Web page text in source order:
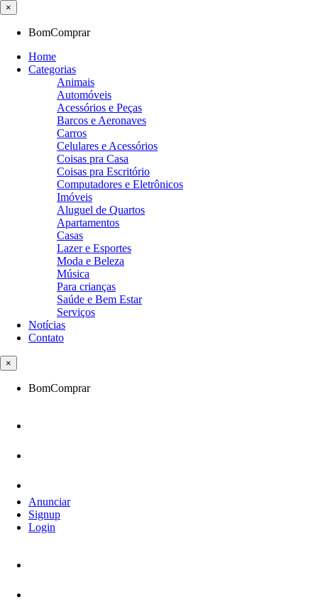
×
BomComprar
Home
Categorias
Animais
Automóveis
Acessórios e Peças
Barcos e Aeronaves
Carros
Celulares e Acessórios
Coisas pra Casa
Coisas pra Escritório
Computadores e Eletrônicos
Imóveis
Aluguel de Quartos
Apartamentos
Casas
Lazer e Esportes
Moda e Beleza
Música
Para crianças
Saúde e Bem Estar
Serviços
Notícias
Contato
×
BomComprar
Anunciar
Signup
Login